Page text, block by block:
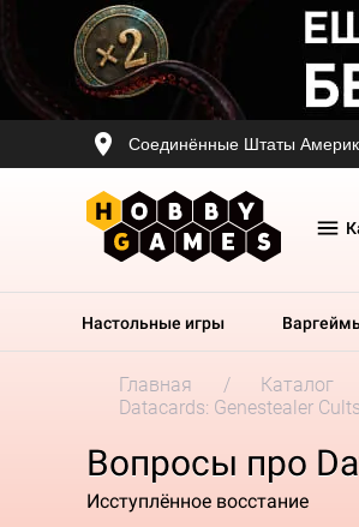
Соединённые Штаты
Настольные игры
Главная Каталог
Datacards: Genestealer Cults
Вопросы про
Исступлённое восстание